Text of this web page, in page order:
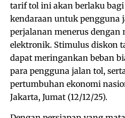
tarif tol ini akan berlaku
kendaraan untuk pengguna
perjalanan menerus
elektronik. Stimulus diskon
dapat meringankan beban
para pengguna jalan tol,
pertumbuhan ekonomi
Jakarta, Jumat (12/12/25).